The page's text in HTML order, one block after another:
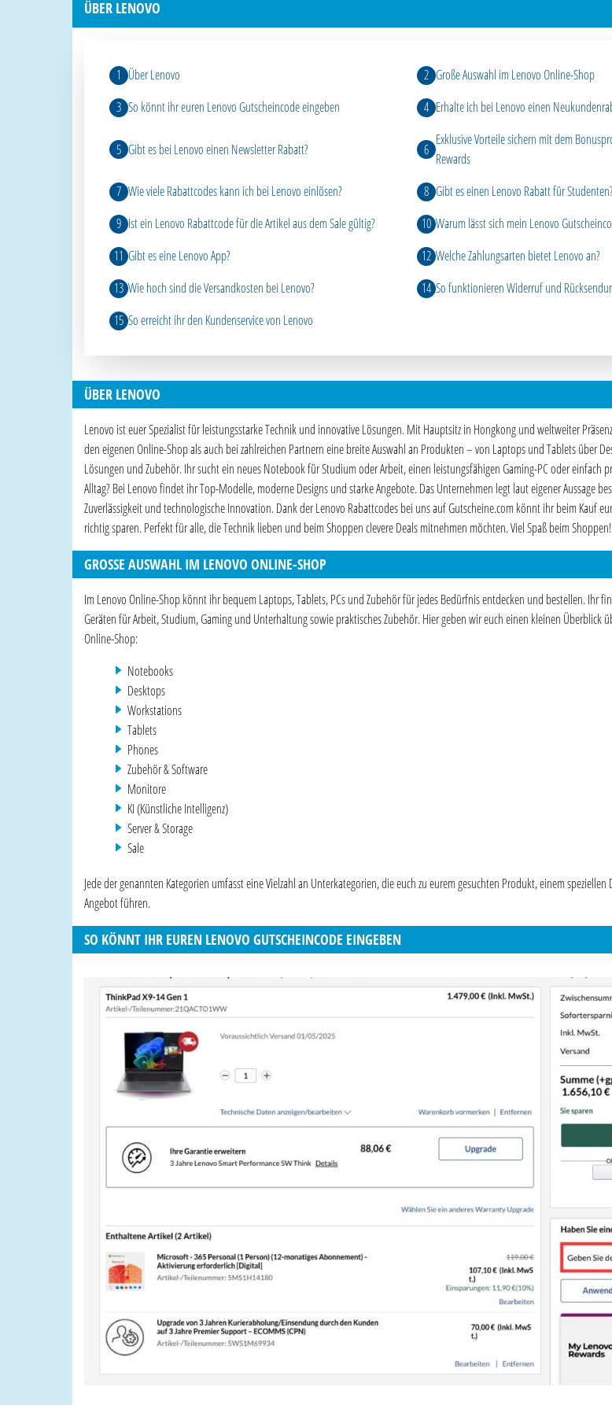
ÜBER LENOVO
Über Lenovo
Große Auswahl im Lenovo Online-Shop
So könnt ihr euren Lenovo Gutscheincode eingeben
Erhalte ich bei Lenovo einen
Gibt es bei Lenovo einen Newsletter Rabatt?
Exklusive Vorteile sichern mit dem
Rewards
Wie viele Rabattcodes kann ich bei Lenovo einlösen?
Gibt es einen Lenovo Rabatt für
Ist ein Lenovo Rabattcode für die Artikel aus dem Sale gültig?
Warum lässt sich mein Lenovo
Gibt es eine Lenovo App?
Welche Zahlungsarten bietet Lenovo an?
Wie hoch sind die Versandkosten bei Lenovo?
So funktionieren Widerruf und
So erreicht ihr den Kundenservice von Lenovo
ÜBER LENOVO
Lenovo ist euer Spezialist für leistungsstarke Technik und innovative Lösungen. Mit Hauptsitz in Hongkong und weltweiter
den eigenen Online-Shop als auch bei zahlreichen Partnern eine breite Auswahl an Produkten – von Laptops und Tablets über
Lösungen und Zubehör. Ihr sucht ein neues Notebook für Studium oder Arbeit, einen leistungsfähigen Gaming-PC oder einfach
Alltag? Bei Lenovo findet ihr Top-Modelle, moderne Designs und starke Angebote. Das Unternehmen legt laut eigener Aussage
Zuverlässigkeit und technologische Innovation. Dank der Lenovo Rabattcodes bei uns auf Gutscheine.com könnt ihr beim Kauf
richtig sparen. Perfekt für alle, die Technik lieben und beim Shoppen clevere Deals mitnehmen möchten. Viel Spaß beim Shoppen!
GROSSE AUSWAHL IM LENOVO ONLINE-SHOP
Im Lenovo Online-Shop könnt ihr bequem Laptops, Tablets, PCs und Zubehör für jedes Bedürfnis entdecken und bestellen. Ihr
Geräten für Arbeit, Studium, Gaming und Unterhaltung sowie praktisches Zubehör. Hier geben wir euch einen kleinen Überblick
Online-Shop:
Notebooks
Desktops
Workstations
Tablets
Phones
Zubehör & Software
Monitore
KI (Künstliche Intelligenz)
Server & Storage
Sale
Jede der genannten Kategorien umfasst eine Vielzahl an Unterkategorien, die euch zu eurem gesuchten Produkt, einem
Angebot führen.
SO KÖNNT IHR EUREN LENOVO GUTSCHEINCODE EINGEBEN